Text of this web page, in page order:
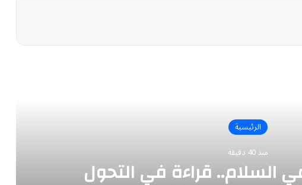
الرئيسية
منذ 40 دقيقة
السلام.. قراءة في التحول